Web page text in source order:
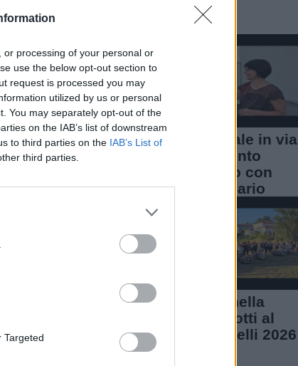
processing of your personal or
use the below opt-out section to
request is processed you may
utilized by us or personal
You may separately opt-out of the
on the IAB’s list of downstream
to third parties on the IAB’s List of
third parties.
Targeted
la nuova
Comunità di
Housing sociale in via
dei Mille, il punto
sull’intervento con
l’assessore Mario
Brambilla
ex
a che punto è
Che rimonta nella
Corsa delle Botti al
Palio dei Castelli 2026